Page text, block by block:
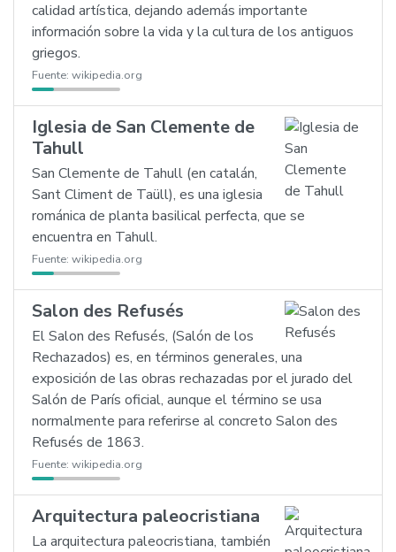
calidad artística, dejando además importante
información sobre la vida y la cultura de los antiguos
griegos.
Fuente: wikipedia.org
Iglesia de San Clemente de
Tahull
San Clemente de Tahull (en catalán,
Sant Climent de Taüll), es una iglesia
románica de planta basilical perfecta, que se
encuentra en Tahull.
Fuente: wikipedia.org
Salon des Refusés
El Salon des Refusés, (Salón de los
Rechazados) es, en términos generales, una
exposición de las obras rechazadas por el jurado del
Salón de París oficial, aunque el término se usa
normalmente para referirse al concreto Salon des
Refusés de 1863.
Fuente: wikipedia.org
Arquitectura paleocristiana
La arquitectura paleocristiana, también